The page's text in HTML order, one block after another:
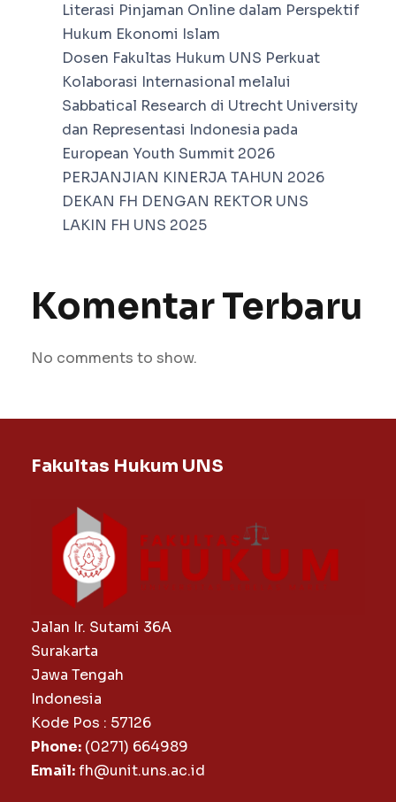
Literasi Pinjaman Online dalam Perspektif
Hukum Ekonomi Islam
Dosen Fakultas Hukum UNS Perkuat
Kolaborasi Internasional melalui
Sabbatical Research di Utrecht University
dan Representasi Indonesia pada
European Youth Summit 2026
PERJANJIAN KINERJA TAHUN 2026
DEKAN FH DENGAN REKTOR UNS
LAKIN FH UNS 2025
Komentar Terbaru
No comments to show.
Fakultas Hukum UNS
Jalan Ir. Sutami 36A
Surakarta
Jawa Tengah
Indonesia
Kode Pos : 57126
Phone: (0271) 664989
Email:fh@unit.uns.ac.id